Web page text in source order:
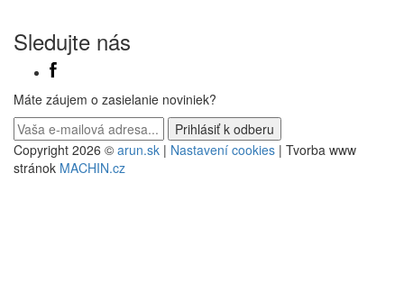
Sledujte nás
Máte záujem o zasielanie noviniek?
Copyright 2026 © arun.sk | Nastavení cookies | Tvorba www
stránok MACHIN.cz